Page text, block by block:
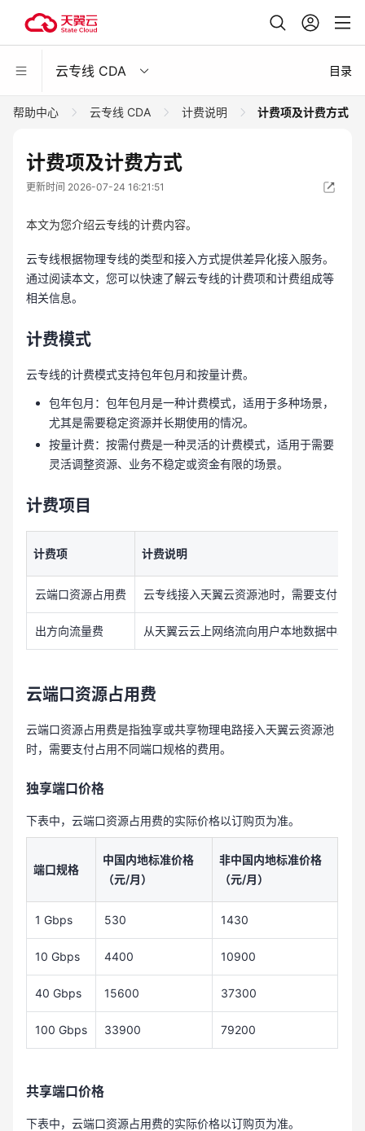
云专线 CDA 目录
帮助中心 云专线 CDA 计费说明 计费项及计费方式
计费项及计费方式
更新时间 2026-07-24 16:21:51
本文为您介绍云专线的计费内容。
云专线根据物理专线的类型和接入方式提供差异化接入服务。
通过阅读本文，您可以快速了解云专线的计费项和计费组成等
相关信息。
计费模式
云专线的计费模式支持包年包月和按量计费。
包年包月：包年包月是一种计费模式，适用于多种场景，
尤其是需要稳定资源并长期使用的情况。
按量计费：按需付费是一种灵活的计费模式，适用于需要
灵活调整资源、业务不稳定或资金有限的场景。
计费项目
计费项 计费说明
云端口资源占用费 云专线接入天翼云资源池时，需要支付占用
出方向流量费 从天翼云云上网络流向用户本地数据中心
云端口资源占用费
云端口资源占用费是指独享或共享物理电路接入天翼云资源池
时，需要支付占用不同端口规格的费用。
独享端口价格
下表中，云端口资源占用费的实际价格以订购页为准。
端口规格
中国内地标准价格
（元/月）
非中国内地标准价格
（元/月）
1 Gbps 530 1430
10 Gbps 4400 10900
40 Gbps 15600 37300
100 Gbps 33900 79200
共享端口价格
下表中，云端口资源占用费的实际价格以订购页为准。